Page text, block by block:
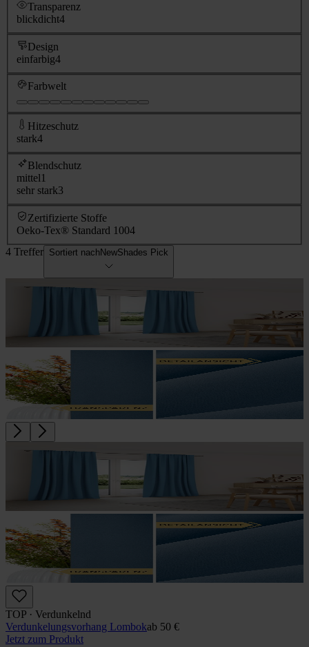
Transparenz
blickdicht4
Design
einfarbig4
Farbwelt
Hitzeschutz
stark4
Blendschutz
mittel1
sehr stark3
Zertifizierte Stoffe
Oeko-Tex® Standard 1004
4 Treffer Sortiert nachNewShades Pick
TOP · Verdunkelnd
Verdunkelungs­vorhang Lombokab 50 €
Jetzt zum Produkt